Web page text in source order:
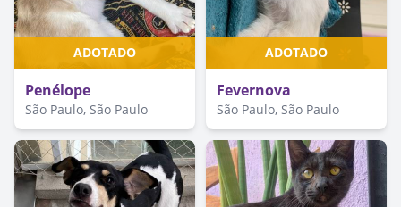
ADOTADO
Penélope
São Paulo, São Paulo
ADOTADO
Fevernova
São Paulo, São Paulo